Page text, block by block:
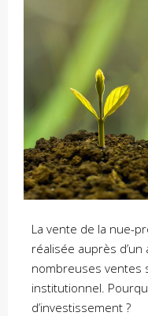
La vente de la nue-
réalisée auprès
nombreuses ventes
institutionnel.
d’investissement ?